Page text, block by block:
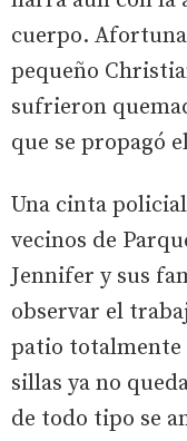
cuerpo.
pequeño
sufrieron
que se propagó
Una cinta
vecinos de
Jennifer y sus
observar el
patio totalmente
sillas ya no
de todo tipo se